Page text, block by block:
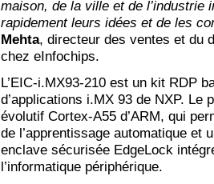
maison, de la ville et de l’industrie
rapidement leurs idées et de les
Mehta, directeur des ventes et du
chez eInfochips.
L’EIC-i.MX93-210 est un kit RDP
d’applications i.MX 93 de NXP. Le
évolutif Cortex-A55 d’ARM, qui
de l’apprentissage automatique et
enclave sécurisée EdgeLock
l’informatique périphérique.